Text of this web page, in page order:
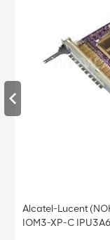
Alcatel 3HE08428
3HE08428AA